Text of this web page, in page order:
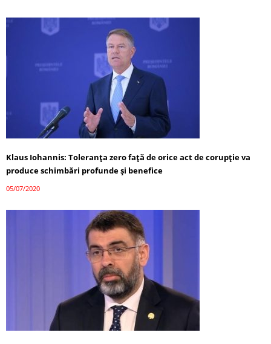
Klaus Iohannis: Toleranţa zero faţă de orice act de corupţie va
produce schimbări profunde şi benefice
05/07/2020